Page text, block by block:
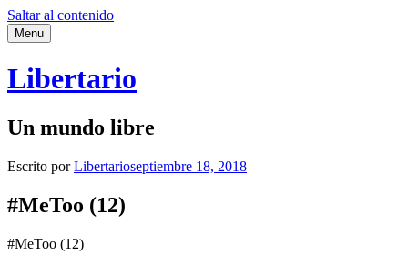
Saltar al contenido
Menu
Libertario
Un mundo libre
Escrito porLibertarioseptiembre 18, 2018
#MeToo (12)
#MeToo (12)